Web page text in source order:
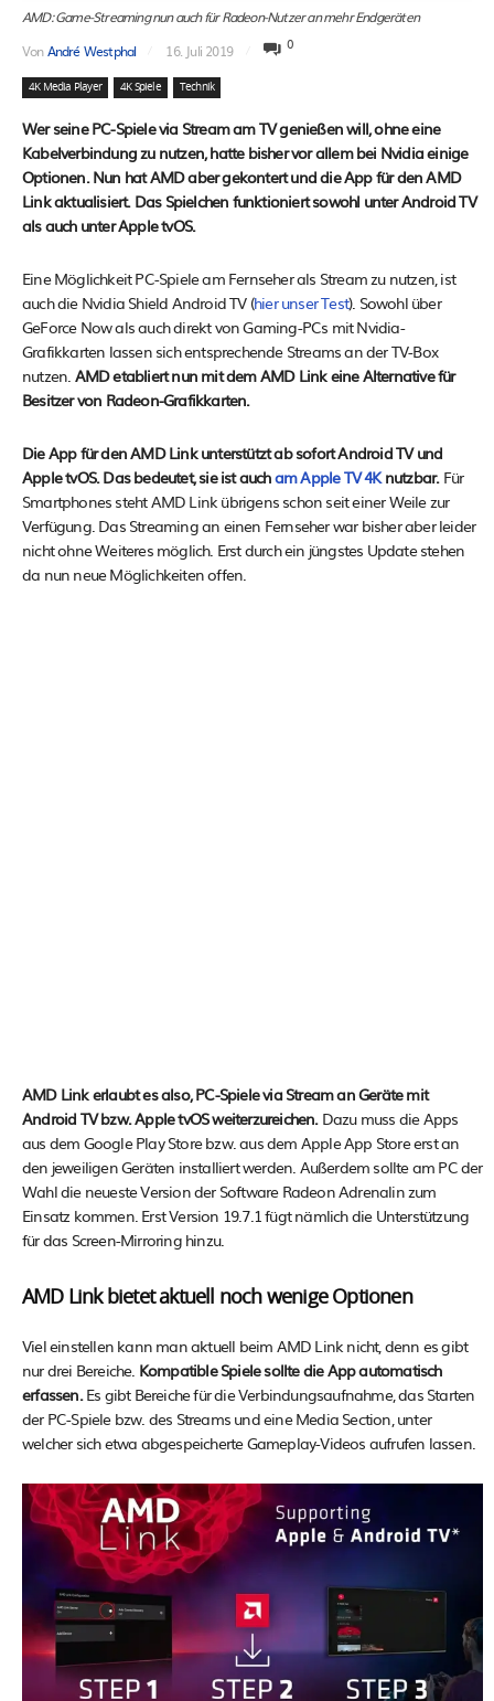
AMD: Game-Streaming nun auch für Radeon-Nutzer an mehr Endgeräten
VonAndré Westphal 16. Juli 2019 0
4K Media Player 4K Spiele Technik
Wer seine PC-Spiele via Stream am TV genießen will, ohne eine
Kabelverbindung zu nutzen, hatte bisher vor allem bei Nvidia einige
Optionen. Nun hat AMD aber gekontert und die App für den AMD
Link aktualisiert. Das Spielchen funktioniert sowohl unter Android TV
als auch unter Apple tvOS.
Eine Möglichkeit PC-Spiele am Fernseher als Stream zu nutzen, ist
auch die Nvidia Shield Android TV (hier unser Test). Sowohl über
GeForce Now als auch direkt von Gaming-PCs mit Nvidia-
Grafikkarten lassen sich entsprechende Streams an der TV-Box
nutzen. AMD etabliert nun mit dem AMD Link eine Alternative für
Besitzer von Radeon-Grafikkarten.
Die App für den AMD Link unterstützt ab sofort Android TV und
Apple tvOS. Das bedeutet, sie ist aucham Apple TV 4Knutzbar.Für
Smartphones steht AMD Link übrigens schon seit einer Weile zur
Verfügung. Das Streaming an einen Fernseher war bisher aber leider
nicht ohne Weiteres möglich. Erst durch ein jüngstes Update stehen
da nun neue Möglichkeiten offen.
AMD Link erlaubt es also, PC-Spiele via Stream an Geräte mit
Android TV bzw. Apple tvOS weiterzureichen.Dazu muss die Apps
aus dem Google Play Store bzw. aus dem Apple App Store erst an
den jeweiligen Geräten installiert werden. Außerdem sollte am PC der
Wahl die neueste Version der Software Radeon Adrenalin zum
Einsatz kommen. Erst Version 19.7.1 fügt nämlich die Unterstützung
für das Screen-Mirroring hinzu.
AMD Link bietet aktuell noch wenige Optionen
Viel einstellen kann man aktuell beim AMD Link nicht, denn es gibt
nur drei Bereiche. Kompatible Spiele sollte die App automatisch
erfassen.Es gibt Bereiche für die Verbindungsaufnahme, das Starten
der PC-Spiele bzw. des Streams und eine Media Section, unter
welcher sich etwa abgespeicherte Gameplay-Videos aufrufen lassen.